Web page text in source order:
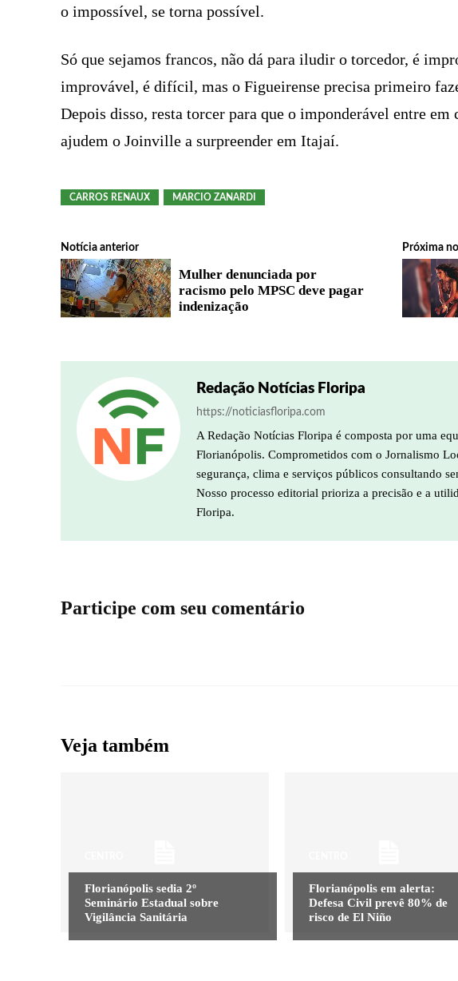
o impossível, se torna possível.
Só que sejamos francos, não dá para iludir o torcedor, é
improvável, é difícil, mas o Figueirense precisa primeiro
Depois disso, resta torcer para que o imponderável entre em
ajudem o Joinville a surpreender em Itajaí.
CARROS RENAUX MARCIO ZANARDI
Notícia anterior
Mulher denunciada por
racismo pelo MPSC deve pagar
indenização
Próxima
Redação Notícias Floripa
https://noticiasfloripa.com
A Redação Notícias Floripa é composta por uma
Florianópolis. Comprometidos com o Jornalismo
segurança, clima e serviços públicos consultando
Nosso processo editorial prioriza a precisão e a
Floripa.
Participe com seu comentário
Veja também
Florianópolis sedia 2º
Seminário Estadual sobre
Vigilância Sanitária
Florianópolis em alerta:
Defesa Civil prevê 80% de
risco de El Niño